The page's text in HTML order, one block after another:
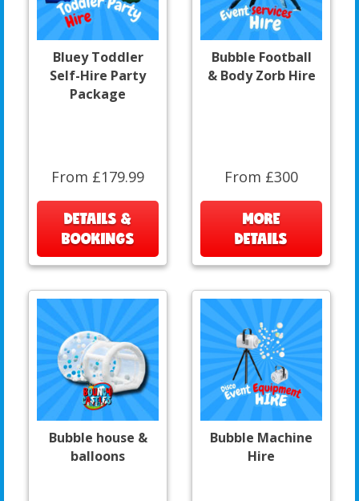
Bluey Toddler
Self-Hire Party
Package
From £179.99
DETAILS &
BOOKINGS
Bubble Football
& Body Zorb Hire
From £300
MORE
DETAILS
Bubble house &
balloons
Bubble Machine
Hire